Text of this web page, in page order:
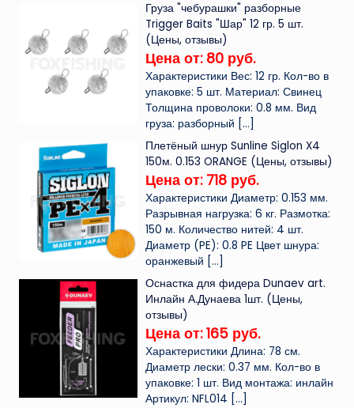
Груза "чебурашки" разборные
Trigger Baits "Шар" 12 гр. 5 шт.
(Цены, отзывы)
Цена от: 80 руб.
Характеристики Вес: 12 гр. Кол-во в
упаковке: 5 шт. Материал: Свинец
Толщина проволоки: 0.8 мм. Вид
груза: разборный […]
Плетёный шнур Sunline Siglon X4
150м. 0.153 ORANGE (Цены, отзывы)
Цена от: 718 руб.
Характеристики Диаметр: 0.153 мм.
Разрывная нагрузка: 6 кг. Размотка:
150 м. Количество нитей: 4 шт.
Диаметр (PE): 0.8 PE Цвет шнура:
оранжевый […]
Оснастка для фидера Dunaev art.
Инлайн А.Дунаева 1шт. (Цены,
отзывы)
Цена от: 165 руб.
Характеристики Длина: 78 см.
Диаметр лески: 0.37 мм. Кол-во в
упаковке: 1 шт. Вид монтажа: инлайн
Артикул: NFL014 […]